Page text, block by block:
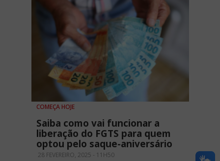
COMEÇA HOJE
Saiba como vai funcionar a
liberação do FGTS para quem
optou pelo saque-aniversário
28 FEVEREIRO, 2025 - 11H50